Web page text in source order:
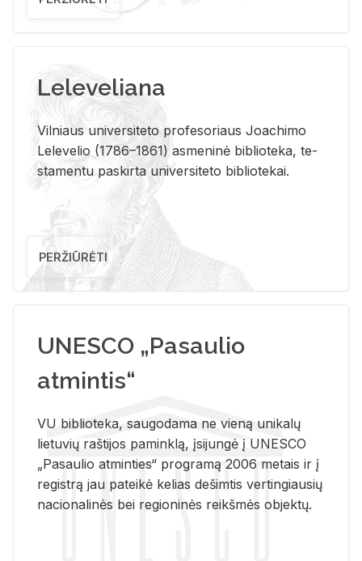
Leleveliana
Vil­niaus uni­ver­si­te­to pro­fe­so­riaus Jo­a­chi­mo
Le­le­ve­lio (1786–1861) as­me­ni­nė bi­b­lio­te­ka, te­
sta­men­tu pa­skir­ta uni­ver­si­te­to bi­b­lio­te­kai.
PERŽIŪRĖTI
UNESCO „Pasaulio
atmintis“
VU biblioteka, saugodama ne vieną unikalų
lietuvių raštijos paminklą, įsijungė į UNESCO
„Pasaulio atminties“ programą 2006 metais ir į
registrą jau pateikė kelias dešimtis vertingiausių
nacionalinės bei regioninės reikšmės objektų.